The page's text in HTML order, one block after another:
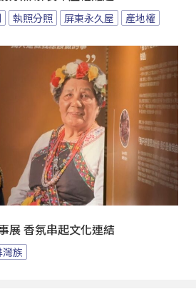
執照分照 屏東永久屋 產地權
展 香氛串起文化連結
灣族